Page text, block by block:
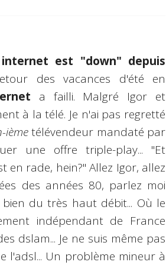
est "down" depuis
des vacances d'été en
a failli. Malgré Igor et
à la télé. Je n'ai pas regretté
ièmetélévendeur mandaté par
une offre triple-play... "Et
en rade, hein?" Allez Igor, allez
des années 80, parlez moi
du très haut débit... Où le
indépendant de France
dslam... Je ne suis même pas
l'adsl... Un problème mineur à